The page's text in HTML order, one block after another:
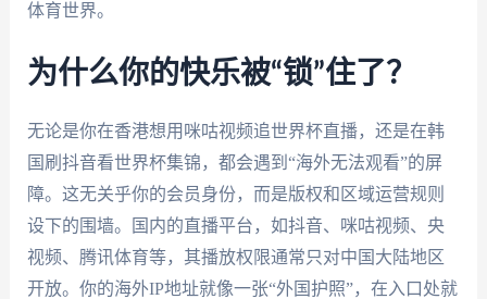
体育世界。
为什么你的快乐被“锁”住了？
无论是你在香港想用咪咕视频追世界杯直播，还是在韩
国刷抖音看世界杯集锦，都会遇到“海外无法观看”的屏
障。这无关乎你的会员身份，而是版权和区域运营规则
设下的围墙。国内的直播平台，如抖音、咪咕视频、央
视频、腾讯体育等，其播放权限通常只对中国大陆地区
开放。你的海外IP地址就像一张“外国护照”，在入口处就